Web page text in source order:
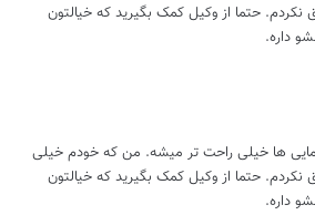
حتما از وکیل کمک بگیرید که خیالتون
داره.
ها خیلی راحت تر میشه. من که خودم خیلی
حتما از وکیل کمک بگیرید که خیالتون
داره.